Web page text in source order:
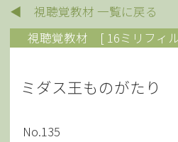
◀ 視聴覚教材 一覧に戻る
視聴覚教材
[ 16ミリフィ
ミダス王ものがたり
No.135